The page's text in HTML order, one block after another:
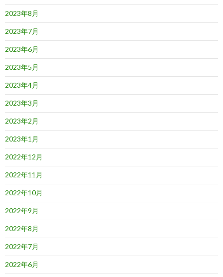
2023年8月
2023年7月
2023年6月
2023年5月
2023年4月
2023年3月
2023年2月
2023年1月
2022年12月
2022年11月
2022年10月
2022年9月
2022年8月
2022年7月
2022年6月